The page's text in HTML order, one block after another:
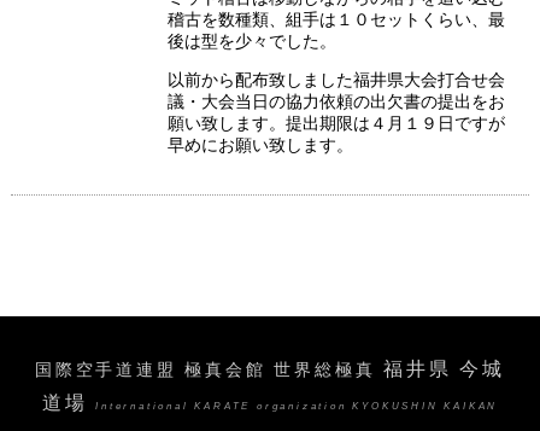
稽古を数種類、組手は１０セットくらい、最
後は型を少々でした。
以前から配布致しました福井県大会打合せ会
議・大会当日の協力依頼の出欠書の提出をお
願い致します。提出期限は４月１９日ですが
早めにお願い致します。
国際空手道連盟 極真会館 世界総極真福井県 今城
道場
International KARATE organization KYOKUSHIN KAIKAN